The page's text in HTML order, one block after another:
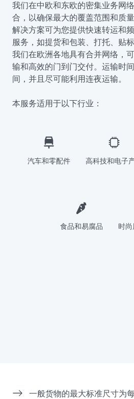
我们在中欧和东欧的密集业务网
合，以确保最大的覆盖范围和质
解决方案可为您提供快速转运和
服务，如提货和包装、打托、贴标
我们在欧洲各地具有合并网络，
输和高效的门到门交付。运输时
间，并且尽可能利用连夜运输。
本服务适用于以下行业：
汽车和零配件 高科技和电子
食品和易腐品 时
一般货物的最大标准尺寸为